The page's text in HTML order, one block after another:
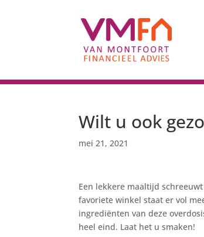
Wilt u ook
mei 21, 2021
Een lekkere maaltijd
favoriete winkel staat er vol
ingrediënten van deze
heel eind. Laat het u smaken!